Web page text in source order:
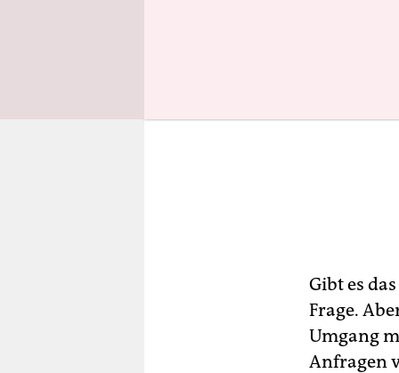
Gibt es
Frage.
Umgang
Anfragen